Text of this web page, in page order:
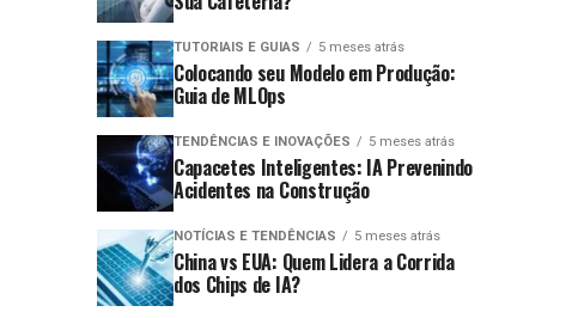
TUTORIAIS E GUIAS 5 meses atrás
Colocando seu Modelo em Produção:
Guia de MLOps
TENDÊNCIAS E INOVAÇÕES 5 meses atrás
Capacetes Inteligentes: IA Prevenindo
Acidentes na Construção
NOTÍCIAS E TENDÊNCIAS 5 meses atrás
China vs EUA: Quem Lidera a Corrida
dos Chips de IA?